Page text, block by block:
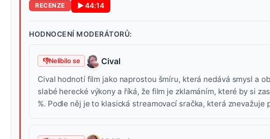
RECENZE ▶44:14
HODNOCENÍ MODERÁTORŮ:
👎Nelíbilo se Cival
Cival hodnotí film jako naprostou šmíru, která nedává smysl a
slabé herecké výkony a říká, že film je zklamáním, které by si
%. Podle něj je to klasická streamovací sračka, která znevažuje